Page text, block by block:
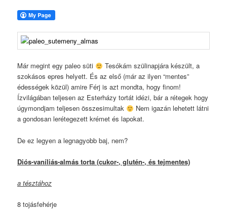
Már megint egy paleo süti
Tesókám szülinapjára készült, a
szokásos epres helyett. És az első (már az ilyen “mentes”
édességek közül) amire Férj is azt mondta, hogy finom!
Ízvilágában teljesen az Esterházy tortát idézi, bár a rétegek hogy
úgymondjam teljesen összesimultak
Nem igazán lehetett látni
a gondosan lerétegezett krémet és lapokat.
De ez legyen a legnagyobb baj, nem?
Diós-vaníliás-almás torta (cukor-, glutén-, és tejmentes)
a tésztához
8 tojásfehérje